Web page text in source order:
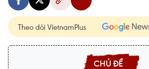
Theo dõi VietnamPlus